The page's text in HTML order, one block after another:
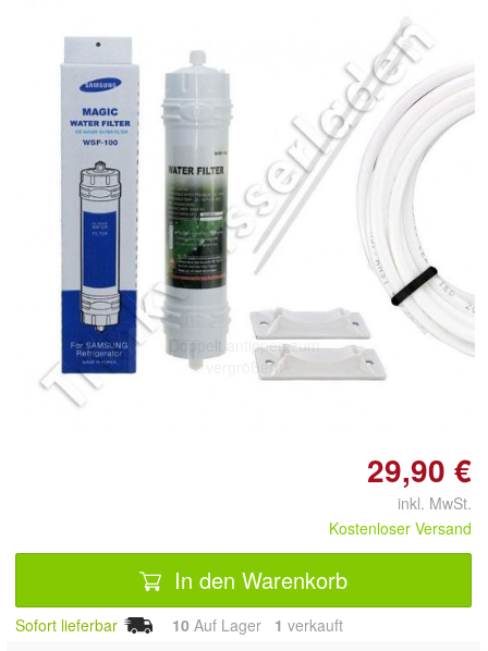
Doppelt antippen zum
vergrößern
29,90 €
inkl. MwSt.
Kostenloser Versand
In den Warenkorb
Sofort lieferbar 10 Auf Lager 1 verkauft